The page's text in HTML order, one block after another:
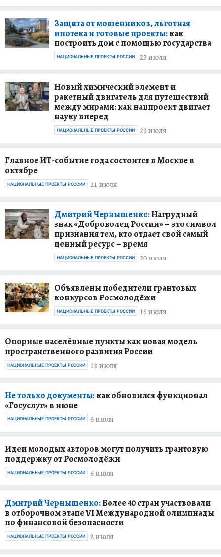
Защита от мошенников, льготная
ипотека и готовые проекты:как
построить дом с помощью государства
23 июля
НАЦИОНАЛЬНЫЕ ПРОЕКТЫ РОССИИ
Новый химический элемент и
ракетный двигатель для путешествий
между мирами: как нацпроект двигает
науку вперед
23 июля
НАЦИОНАЛЬНЫЕ ПРОЕКТЫ РОССИИ
Главное ИТ-событие года состоится в Москве в
октябре
21 июля
НАЦИОНАЛЬНЫЕ ПРОЕКТЫ РОССИИ
Дмитрий Чернышенко:Нагрудный
знак «Доброволец России» – это символ
признания тем, кто отдает свой самый
ценный ресурс – время
20 июля
НАЦИОНАЛЬНЫЕ ПРОЕКТЫ РОССИИ
Объявлены победители грантовых
конкурсов Росмолодёжи
15 июля
НАЦИОНАЛЬНЫЕ ПРОЕКТЫ РОССИИ
Опорные населённые пункты как новая модель
пространственного развития России
13 июля
НАЦИОНАЛЬНЫЕ ПРОЕКТЫ РОССИИ
Не только документы:как обновился функционал
«Госуслуг» в июне
6 июля
НАЦИОНАЛЬНЫЕ ПРОЕКТЫ РОССИИ
Идеи молодых авторов могут получить грантовую
поддержку от Росмолодёжи
6 июля
НАЦИОНАЛЬНЫЕ ПРОЕКТЫ РОССИИ
Дмитрий Чернышенко:Более 40 стран участвовали
в отборочном этапе VI Международной олимпиады
по финансовой безопасности
2 июля
НАЦИОНАЛЬНЫЕ ПРОЕКТЫ РОССИИ